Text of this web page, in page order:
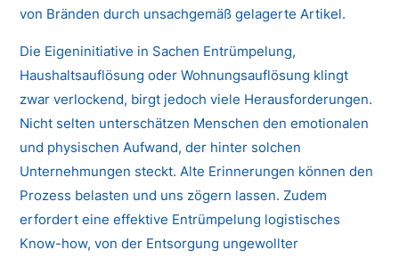
von Bränden durch unsachgemäß gelagerte Artikel.
Die Eigeninitiative in Sachen Entrümpelung,
Haushaltsauflösung oder Wohnungsauflösung klingt
zwar verlockend, birgt jedoch viele Herausforderungen.
Nicht selten unterschätzen Menschen den emotionalen
und physischen Aufwand, der hinter solchen
Unternehmungen steckt. Alte Erinnerungen können den
Prozess belasten und uns zögern lassen. Zudem
erfordert eine effektive Entrümpelung logistisches
Know-how, von der Entsorgung ungewollter